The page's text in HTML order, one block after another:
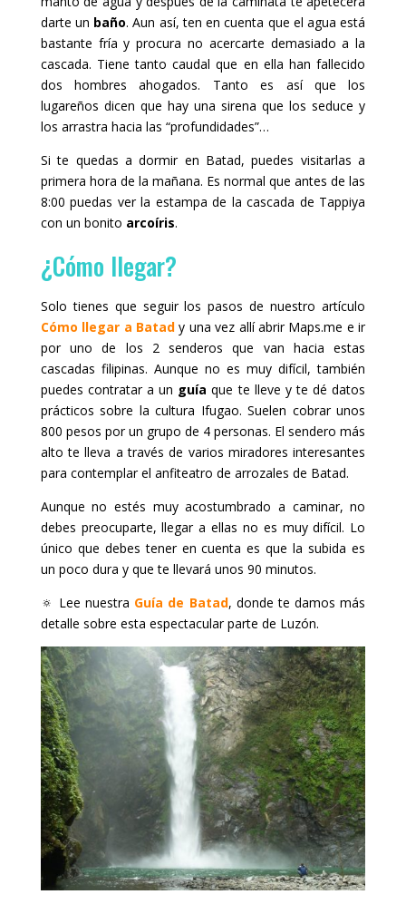
darte un baño. Aun así, ten en cuenta que el agua está
bastante fría y procura no acercarte demasiado a la
cascada. Tiene tanto caudal que en ella han fallecido
dos hombres ahogados. Tanto es así que los
lugareños dicen que hay una sirena que los seduce y
los arrastra hacia las “profundidades”…
Si te quedas a dormir en Batad, puedes visitarlas a
primera hora de la mañana. Es normal que antes de las
8:00 puedas ver la estampa de la cascada de Tappiya
con un bonito arcoíris.
¿Cómo llegar?
Solo tienes que seguir los pasos de nuestro artículo
Cómo llegar a Batad y una vez allí abrir Maps.me e ir
por uno de los 2 senderos que van hacia estas
cascadas filipinas. Aunque no es muy difícil, también
puedes contratar a un guía que te lleve y te dé datos
prácticos sobre la cultura Ifugao. Suelen cobrar unos
800 pesos por un grupo de 4 personas. El sendero más
alto te lleva a través de varios miradores interesantes
para contemplar el anfiteatro de arrozales de Batad.
Aunque no estés muy acostumbrado a caminar, no
debes preocuparte, llegar a ellas no es muy difícil. Lo
único que debes tener en cuenta es que la subida es
un poco dura y que te llevará unos 90 minutos.
🔅 Lee nuestra Guía de Batad, donde te damos más
detalle sobre esta espectacular parte de Luzón.